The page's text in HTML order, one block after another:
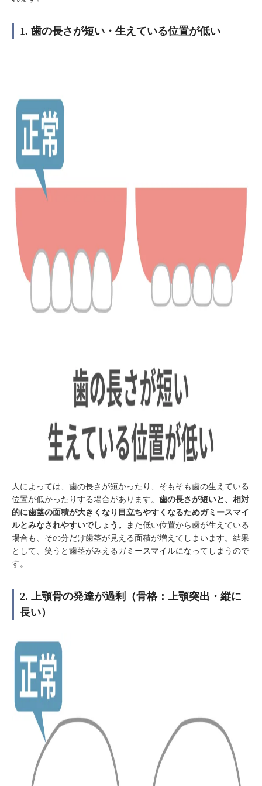
1. 歯の長さが短い・生えている位置が低い
人によっては、歯の長さが短かったり、そもそも歯の生えている
位置が低かったりする場合があります。 歯の長さが短いと、相対
的に歯茎の面積が大きくなり目立ちやすくなるためガミースマイ
ルとみなされやすいでしょう。
また低い位置から歯が生えている
場合も、その分だけ歯茎が見える面積が増えてしまいます。結果
として、笑うと歯茎がみえるガミースマイルになってしまうので
す。
2. 上顎骨の発達が過剰（骨格：上顎突出・縦に
長い）